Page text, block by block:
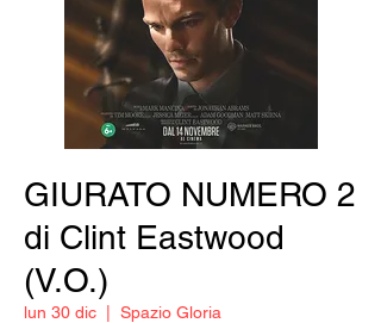
GIURATO NUMERO 2
di Clint Eastwood
(V.O.)
lun 30 dic Spazio Gloria